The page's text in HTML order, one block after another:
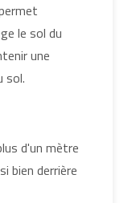
le sol du
une
sol.
d'un mètre
bien derrière